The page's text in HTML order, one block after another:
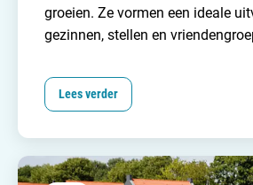
groeien. Ze vormen een ideale
gezinnen, stellen en
veel gedoe. Maar wat maakt
zo aantrekkelijk voor zoveel
bestemmingen?
Lees verder